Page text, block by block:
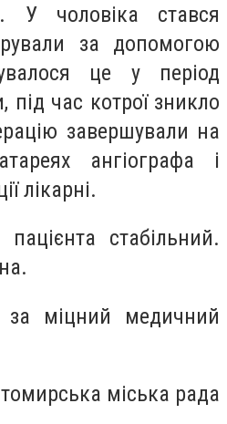
У чоловіка стався
за допомогою
це у період
під час котрої зникло
завершували на
ангіографа і
лікарні.
стабільний.
за міцний медичний
міська рада